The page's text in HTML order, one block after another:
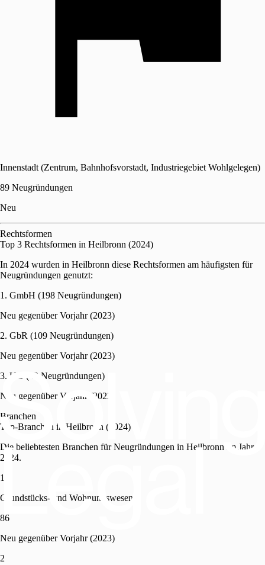
Innenstadt (Zentrum, Bahnhofsvorstadt, Industriegebiet Wohlgelegen)
89 Neugründungen
Neu
Rechtsformen
Top 3 Rechtsformen in Heilbronn (2024)
In 2024 wurden in Heilbronn diese Rechtsformen am häufigsten für
Neugründungen genutzt:
1. GmbH (198 Neugründungen)
Neu gegenüber Vorjahr (2023)
2. GbR (109 Neugründungen)
Neu gegenüber Vorjahr (2023)
3. UG (42 Neugründungen)
Neu gegenüber Vorjahr (2023)
Branchen
Top-Branchen in Heilbronn (2024)
Die beliebtesten Branchen für Neugründungen in Heilbronn im Jahr
2024.
1
Grundstücks- und Wohnungswesen
86
Neu gegenüber Vorjahr (2023)
2